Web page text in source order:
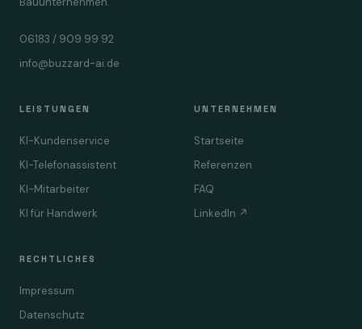
06183 / 909 99 92
info@buzzard-ai.de
LEISTUNGEN
KI-Kundenservice
KI-Telefonassistent
KI-Mitarbeiter
KI für Handwerk
UNTERNEHMEN
Startseite
Referenzen
FAQ
LinkedIn ↗
RECHTLICHES
Impressum
Datenschutz